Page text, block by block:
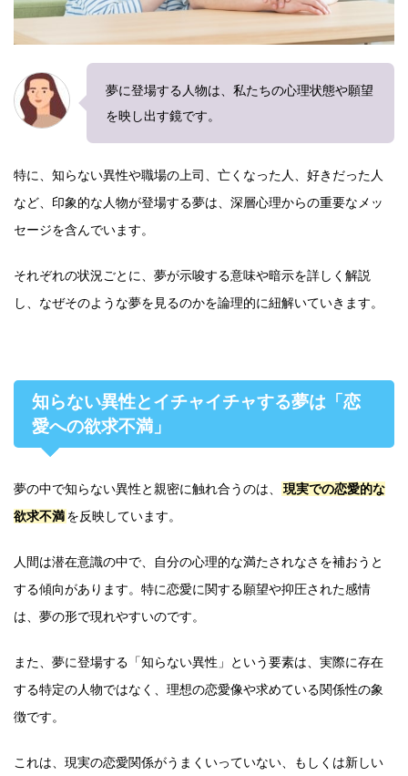
夢に登場する人物は、私たちの心理状態や願望
を映し出す鏡です。
特に、知らない異性や職場の上司、亡くなった人、好きだった人
など、印象的な人物が登場する夢は、深層心理からの重要なメッ
セージを含んでいます。
それぞれの状況ごとに、夢が示唆する意味や暗示を詳しく解説
し、なぜそのような夢を見るのかを論理的に紐解いていきます。
知らない異性とイチャイチャする夢は「恋
愛への欲求不満」
夢の中で知らない異性と親密に触れ合うのは、
現実での恋愛的な
欲求不満を反映しています。
人間は潜在意識の中で、自分の心理的な満たされなさを補おうと
する傾向があります。特に恋愛に関する願望や抑圧された感情
は、夢の形で現れやすいのです。
また、夢に登場する「知らない異性」という要素は、実際に存在
する特定の人物ではなく、理想の恋愛像や求めている関係性の象
徴です。
これは、現実の恋愛関係がうまくいっていない、もしくは新しい